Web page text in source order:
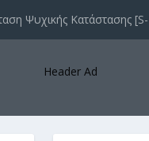
Ψυχικής Κατάστασης
Header Ad